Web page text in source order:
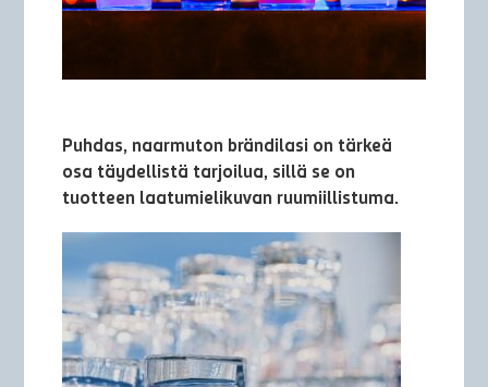
Puhdas, naarmuton brändilasi on tärkeä
osa täydellistä tarjoilua, sillä se on
tuotteen laatumielikuvan ruumiillistuma.